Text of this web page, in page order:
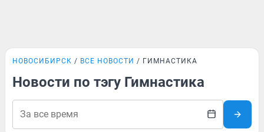
НОВОСИБИРСК ВСЕ НОВОСТИ ГИМНАСТИКА
Новости по тэгу Гимнастика